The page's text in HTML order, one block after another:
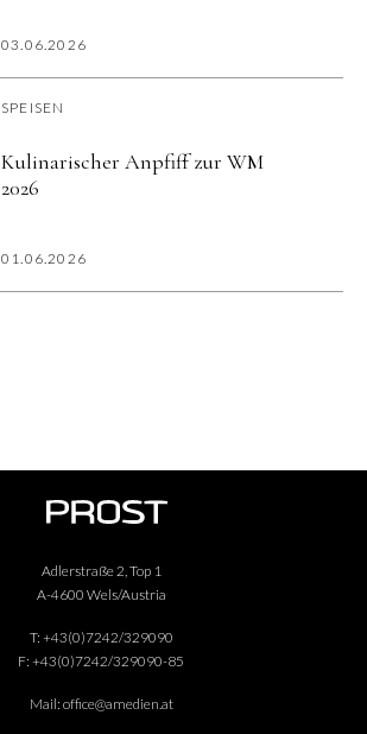
03.06.2026
SPEISEN
Kulinarischer Anpfiff zur WM
2026
01.06.2026
Adlerstraße 2, Top 1
A-4600 Wels/Austria
T: +43(0)7242/329090
F: +43(0)7242/329090-85
Mail: office@amedien.at